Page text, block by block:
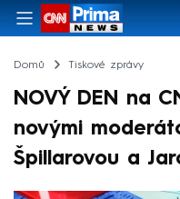
Domů Tiskové zprávy
NOVÝ DEN na
novými
Špillarovou a